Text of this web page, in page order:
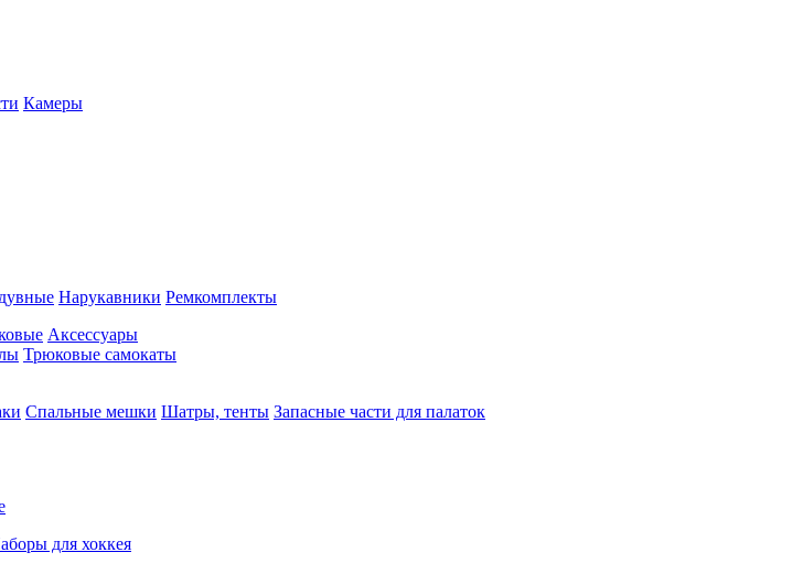
Камеры
Нарукавники Ремкомплекты
Аксессуары
Трюковые самокаты
Спальные мешки Шатры, тенты Запасные части для палаток
для хоккея